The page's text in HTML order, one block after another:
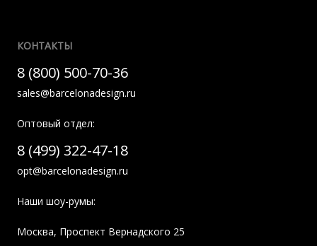
КОНТАКТЫ
8 (800) 500-70-36
sales@barcelonadesign.ru
Оптовый отдел:
8 (499) 322-47-18
opt@barcelonadesign.ru
Наши шоу-румы:
Москва, Проспект Вернадского 25